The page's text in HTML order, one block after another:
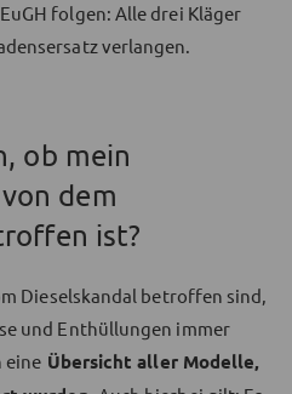
folgen: Alle drei Kläger
verlangen.
ob mein
dem
ist?
Dieselskandal betroffen sind,
und Enthüllungen immer
eine Übersicht aller Modelle,